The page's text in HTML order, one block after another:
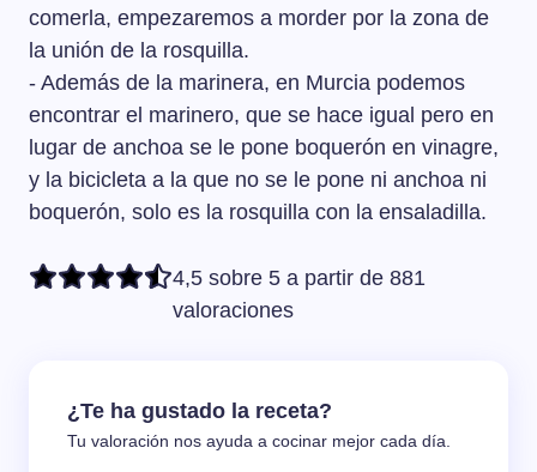
comerla, empezaremos a morder por la zona de
la unión de la rosquilla.
- Además de la marinera, en Murcia podemos
encontrar el marinero, que se hace igual pero en
lugar de anchoa se le pone boquerón en vinagre,
y la bicicleta a la que no se le pone ni anchoa ni
boquerón, solo es la rosquilla con la ensaladilla.
4,5 sobre 5 a partir de 881
valoraciones
¿Te ha gustado la receta?
Tu valoración nos ayuda a cocinar mejor cada día.